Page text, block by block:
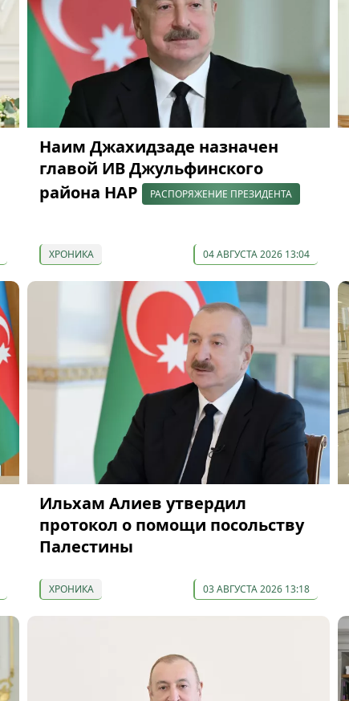
Наим Джахидзаде назначен
главой ИВ Джульфинского
района НАР
РАСПОРЯЖЕНИЕ ПРЕЗИДЕНТА
ХРОНИКА 04 АВГУСТА 2026 13:04
Ильхам Алиев утвердил
протокол о помощи посольству
Палестины
ХРОНИКА 03 АВГУСТА 2026 13:18